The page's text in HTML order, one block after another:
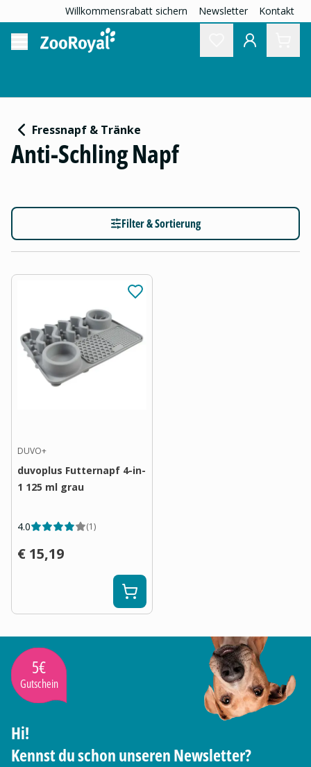
Willkommensrabatt sichern Newsletter Kontakt
Fressnapf & Tränke
Anti-Schling Napf
Filter & Sortierung
DUVO+
duvoplus Futternapf 4-in-
1 125 ml grau
4.0 (1)
€ 15,19
5€
Gutschein
Hi!
Kennst du schon unseren Newsletter?